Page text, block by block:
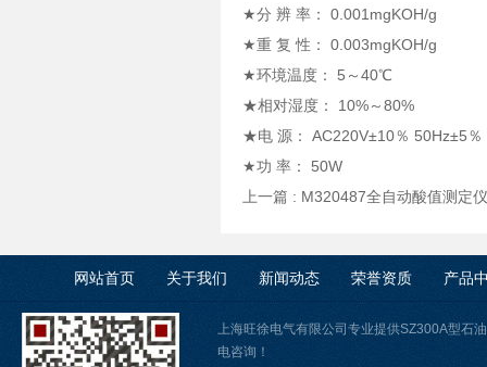
★分 辨 率： 0.001mgKOH/g
★重 复 性： 0.003mgKOH/g
★环境温度： 5～40℃
★相对湿度： 10%～80%
★电 源： AC220V±10％ 50Hz±5％
★功 率： 50W
上一篇 : M320487全自动酸值测定
网站首页 关于我们 新闻动态 荣誉资质 产品
上海旺徐电气有限公司专业提供SZ300A型石
电咨询！